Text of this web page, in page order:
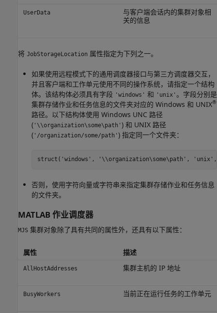
UserData
与客户端会话内的集群对象相
关的信息
将 JobStorageLocation 属性指定为下列之一。
如果使用远程模式下的通用调度器接口与第三方调度器交互，
并且客户端和工作单元使用不同的操作系统，请指定一个结构
体。该结构体必须具有字段 'windows' 和 'unix' 。字段分别是
集群存储作业和任务信息的文件夹对应的 Windows 和 UNIX®
路径。以下结构体使用 Windows UNC 路径
( '\\organization\some\path' ) 和 UNIX 路径
( '/organization/some/path' ) 指定同一个文件夹：
struct( 'windows' , '\\organization\some\path' , 'unix'
否则，使用字符向量或字符串来指定集群存储作业和任务信息
的文件夹。
MATLAB作业调度器
MJS 集群对象除了具有共同的属性外，还具有以下属性：
属性 描述
AllHostAddresses 集群主机的 IP 地址
BusyWorkers 当前正在运行任务的工作单元